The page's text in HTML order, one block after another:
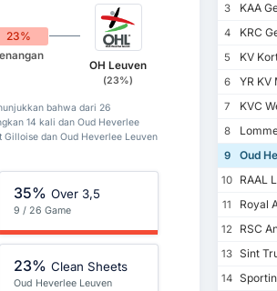
23%
OH Leuven
(23%)
bahwa dari 26
14 kali dan Oud Heverlee
Gilloise dan Oud Heverlee Leuven
35% Over 3,5
9 / 26 Game
23% Clean Sheets
Oud Heverlee Leuven
3
KAA
4
KRC
5
KV
6
YR KV
7
KVC
8
9
Oud
10
RAAL
11
Royal
12
RSC
13 Sint
14